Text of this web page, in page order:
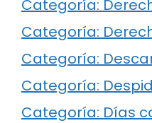
Categoría:
Categoría:
Categoría:
Categoría:
Categoría: Días